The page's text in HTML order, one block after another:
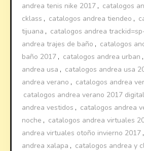
andrea tenis nike 2017 , catalogos
cklass , catalogos andrea tiendeo ,
tijuana , catalogos andrea
andrea trajes de baño , catalogos
baño 2017 , catalogos andrea urban ,
andrea usa , catalogos andrea usa
andrea verano , catalogos andrea
catalogos andrea verano 2017
andrea vestidos , catalogos andrea
noche , catalogos andrea virtuales
andrea virtuales otoño invierno 2017 ,
andrea xalapa , catalogos andrea y